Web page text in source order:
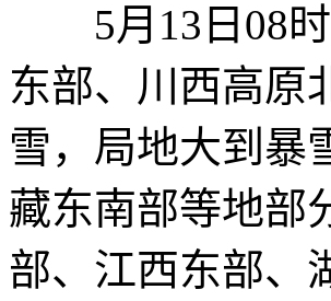
5月13日08时
东部、川西高原
雪，局地大到暴
藏东南部等地部
部、江西东部、